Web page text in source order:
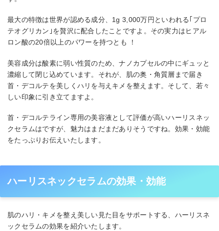
最大の特徴は世界が認める成分、1g 3,000万円といわれる｢プロ
テオグリカン｣を贅沢に配合したことですよ。その実力はヒアル
ロン酸の20倍以上のパワーを持つとも ！
美容成分は酸素に弱い性質のため、ナノカプセルの中にギュッと
濃縮して閉じ込めています。それが、肌の奥・角質層まで届き
首・デコルテを美しくハリを与えキメを整えます。そして、若々
しい印象に引き立てますよ。
首・デコルテライン専用の美容液として評価が高いハーリスネッ
クセラムはですが、魅力はまだまだありそうですね。効果・効能
をたっぷりお伝えいたします。
ハーリスネックセラムの効果・効能
肌のハリ・キメを整え美しい見た目をサポートする、ハーリスネ
ックセラムの効果を紹介いたします。